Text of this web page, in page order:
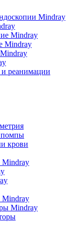
Mindray
Mindray
Mindray
и реанимации
крови
Mindray
Mindray
Mindray